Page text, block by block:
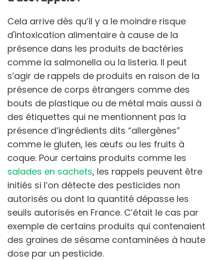
Cela arrive dès qu’il y a le moindre risque
d'intoxication alimentaire à cause de la
présence dans les produits de bactéries
comme la salmonella ou la listeria. Il peut
s’agir de rappels de produits en raison de la
présence de corps étrangers comme des
bouts de plastique ou de métal mais aussi à
des étiquettes qui ne mentionnent pas la
présence d’ingrédients dits “allergènes”
comme le gluten, les œufs ou les fruits à
coque. Pour certains produits comme les
salades en sachets, les rappels peuvent être
initiés si l’on détecte des pesticides non
autorisés ou dont la quantité dépasse les
seuils autorisés en France. C’était le cas par
exemple de certains produits qui contenaient
des graines de sésame contaminées à haute
dose par un pesticide.